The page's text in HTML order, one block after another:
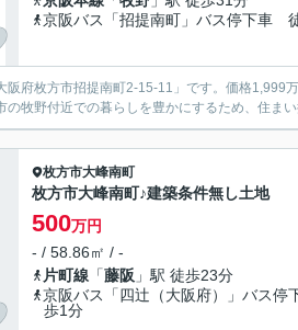
京阪バス「招提南町」バス停下車
阪府枚方市招提南町2-15-11」です。価格1,999
の牧野付近での暮らしを豊かにするため、住ま
枚方市大峰南町
枚方市大峰南町♪建築条件無し土地
500万円
- / 58.86㎡ / -
片町線 「藤阪 」駅 徒歩23分
京阪バス「四辻（大阪府）」バス
歩1分